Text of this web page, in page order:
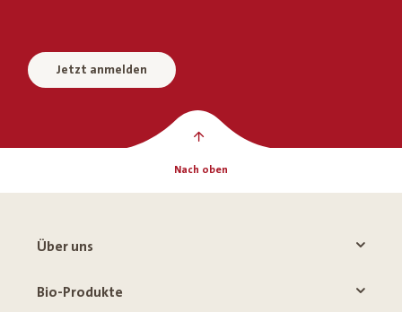
Jetzt anmelden
Nach oben
Über uns
Bio-Produkte